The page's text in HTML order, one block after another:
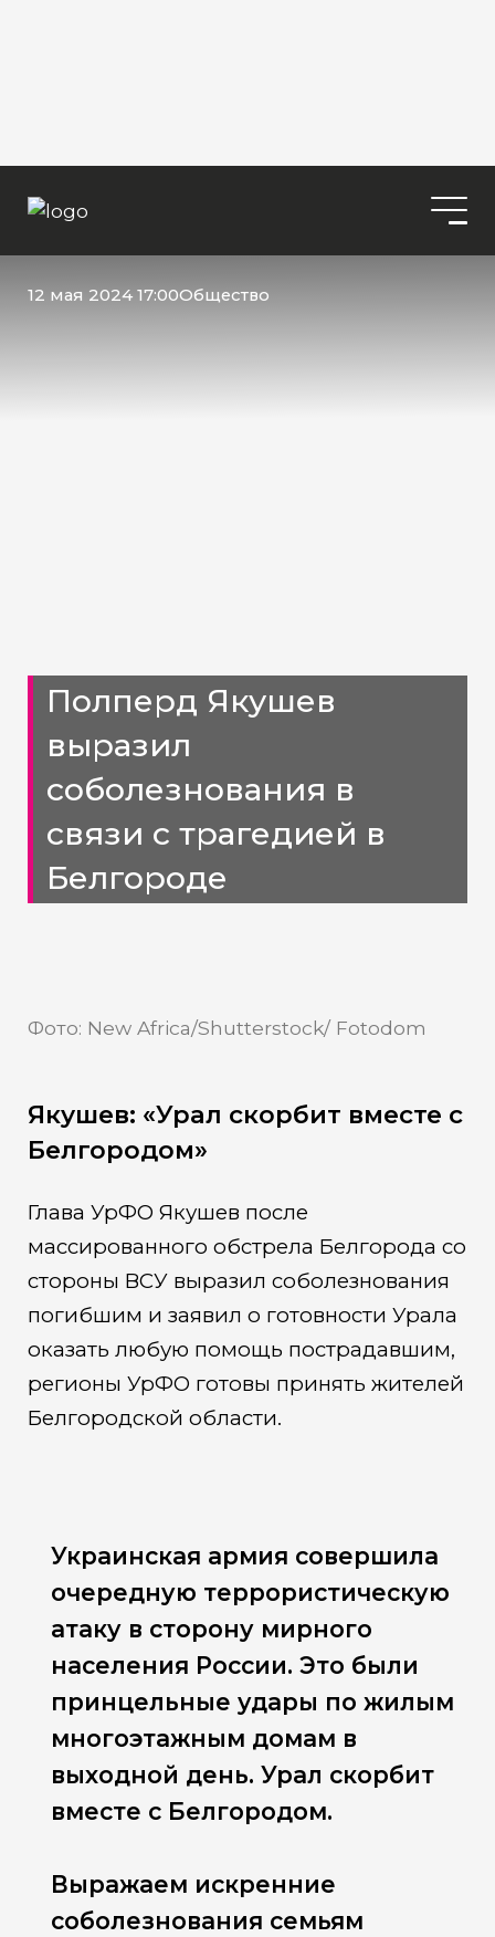
12 мая 2024 17:00Общество
Полперд Якушев
выразил
соболезнования в
связи с трагедией в
Белгороде
Фото: New Africa/Shutterstock/ Fotodom
Якушев: «Урал скорбит вместе с
Белгородом»
Глава УрФО Якушев после
массированного обстрела Белгорода со
стороны ВСУ выразил соболезнования
погибшим и заявил о готовности Урала
оказать любую помощь пострадавшим,
регионы УрФО готовы принять жителей
Белгородской области.
Украинская армия совершила
очередную террористическую
атаку в сторону мирного
населения России. Это были
принцельные удары по жилым
многоэтажным домам в
выходной день. Урал скорбит
вместе с Белгородом.
Выражаем искренние
соболезнования семьям